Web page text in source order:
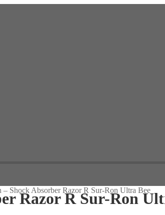
– Shock Absorber Razor R Sur-Ron Ultra Bee
Razor R Sur-Ron